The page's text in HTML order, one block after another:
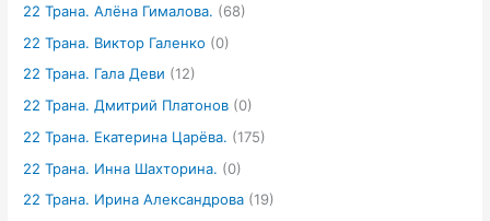
22 Трана. Алёна Гималова. (68)
22 Трана. Виктор Галенко (0)
22 Трана. Гала Деви (12)
22 Трана. Дмитрий Платонов (0)
22 Трана. Екатерина Царёва. (175)
22 Трана. Инна Шахторина. (0)
22 Трана. Ирина Александрова (19)